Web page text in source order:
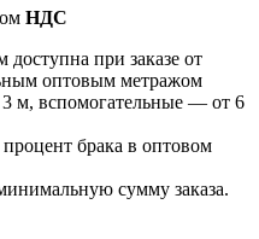
НДС
при заказе от
оптовым метражом
м, вспомогательные — от 6
брака в оптовом
сумму заказа.